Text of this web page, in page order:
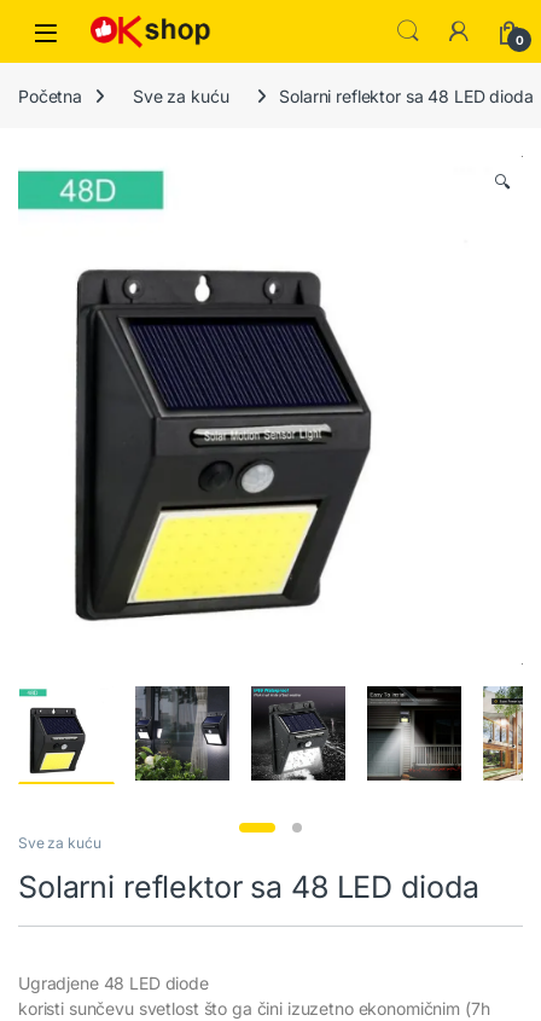
0
Početna Sve za kuću Solarni reflektor sa 48 LED dioda
🔍
Sve za kuću
Solarni reflektor sa 48 LED dioda
Ugradjene 48 LED diode
koristi sunčevu svetlost što ga čini izuzetno ekonomičnim (7h